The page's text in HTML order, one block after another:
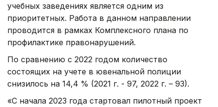
учебных заведениях является одним из
приоритетных. Работа в данном направлении
проводится в рамках Комплексного плана по
профилактике правонарушений.
По сравнению с 2022 годом количество
состоящих на учете в ювенальной полиции
снизилось на 14,4 % (2021 г. - 97, 2022 г. – 93).
«С начала 2023 года стартовал пилотный проект